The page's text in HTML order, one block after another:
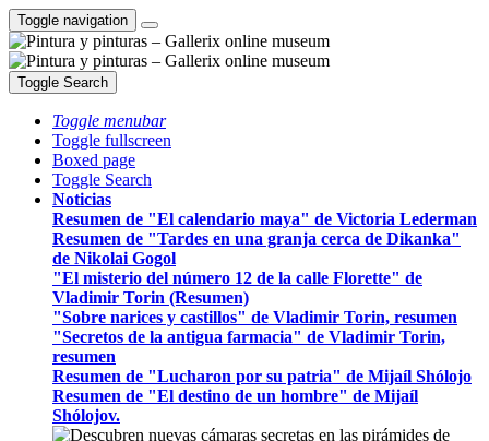
Toggle navigation
Toggle Search
Toggle menubar
Toggle fullscreen
Boxed page
Toggle Search
Noticias
Resumen de "El calendario maya" de Victoria Lederman
Resumen de "Tardes en una granja cerca de Dikanka"
de Nikolai Gogol
"El misterio del número 12 de la calle Florette" de
Vladimir Torin (Resumen)
"Sobre narices y castillos" de Vladimir Torin, resumen
"Secretos de la antigua farmacia" de Vladimir Torin,
resumen
Resumen de "Lucharon por su patria" de Mijaíl Shólojo
Resumen de "El destino de un hombre" de Mijaíl
Shólojov.